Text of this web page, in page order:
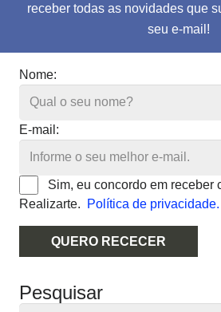
receber todas as novidades que
seu e-mail!
Nome:
E-mail:
Sim, eu concordo em receber
Realizarte.
Política de privacidade.
QUERO RECECER
Pesquisar